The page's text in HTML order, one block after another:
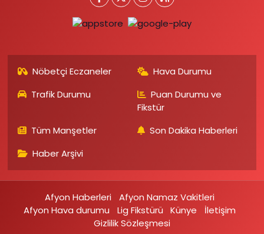
Nöbetçi Eczaneler
Hava Durumu
Trafik Durumu
Puan Durumu ve
Fikstür
Tüm Manşetler
Son Dakika Haberleri
Haber Arşivi
Afyon Haberleri
Afyon Namaz Vakitleri
Afyon Hava durumu
Lig Fikstürü Künye
İletişim
Gizlilik Sözleşmesi